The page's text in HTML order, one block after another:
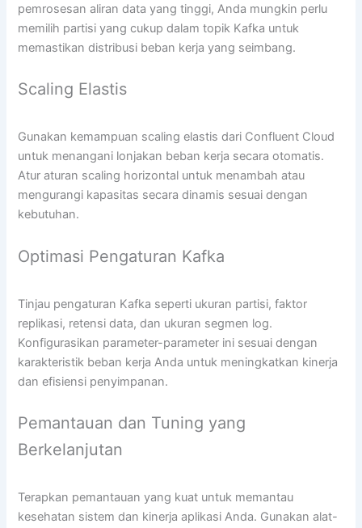
pemrosesan aliran data yang tinggi, Anda mungkin perlu
memilih partisi yang cukup dalam topik Kafka untuk
memastikan distribusi beban kerja yang seimbang.
Scaling Elastis
Gunakan kemampuan scaling elastis dari Confluent Cloud
untuk menangani lonjakan beban kerja secara otomatis.
Atur aturan scaling horizontal untuk menambah atau
mengurangi kapasitas secara dinamis sesuai dengan
kebutuhan.
Optimasi Pengaturan Kafka
Tinjau pengaturan Kafka seperti ukuran partisi, faktor
replikasi, retensi data, dan ukuran segmen log.
Konfigurasikan parameter-parameter ini sesuai dengan
karakteristik beban kerja Anda untuk meningkatkan kinerja
dan efisiensi penyimpanan.
Pemantauan dan Tuning yang
Berkelanjutan
Terapkan pemantauan yang kuat untuk memantau
kesehatan sistem dan kinerja aplikasi Anda. Gunakan alat-